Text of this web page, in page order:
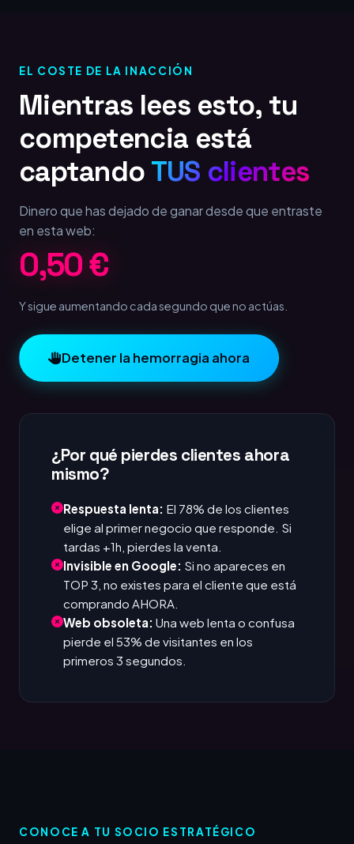
EL COSTE DE LA INACCIÓN
Mientras lees esto, tu
competencia está
captando TUS clientes
Dinero que has dejado de ganar desde que entraste
en esta web:
1,00 €
Y sigue aumentando cada segundo que no actúas.
Detener la hemorragia ahora
¿Por qué pierdes clientes ahora
mismo?
Respuesta lenta: El 78% de los clientes
elige al primer negocio que responde. Si
tardas +1h, pierdes la venta.
Invisible en Google: Si no apareces en
TOP 3, no existes para el cliente que está
comprando AHORA.
Web obsoleta: Una web lenta o confusa
pierde el 53% de visitantes en los
primeros 3 segundos.
CONOCE A TU SOCIO ESTRATÉGICO